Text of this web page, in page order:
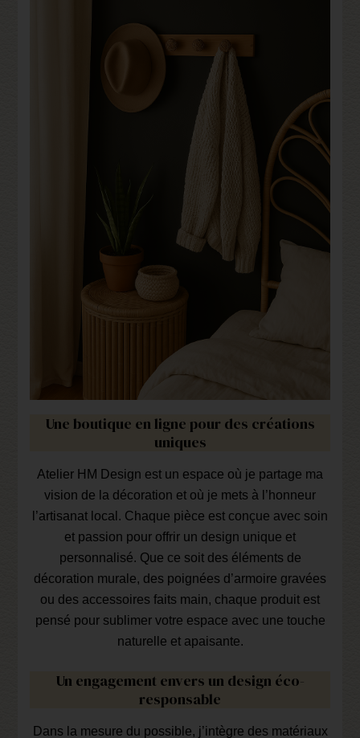
Une boutique en ligne pour des créations
uniques
Atelier HM Design est un espace où je partage ma
vision de la décoration et où je mets à l’honneur
l’artisanat local. Chaque pièce est conçue avec soin
et passion pour offrir un design unique et
personnalisé. Que ce soit des éléments de
décoration murale, des poignées d’armoire gravées
ou des accessoires faits main, chaque produit est
pensé pour sublimer votre espace avec une touche
naturelle et apaisante.
Un engagement envers un design éco-
responsable
Dans la mesure du possible, j’intègre des matériaux